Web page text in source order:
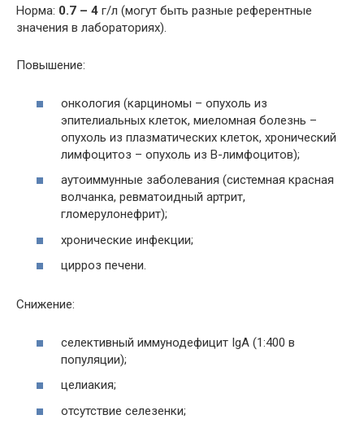
Норма: 0.7 – 4 г/л (могут быть разные референтные
значения в лабораториях).
Повышение:
онкология (карциномы – опухоль из
эпителиальных клеток, миеломная болезнь –
опухоль из плазматических клеток, хронический
лимфоцитоз – опухоль из В-лимфоцитов);
аутоиммунные заболевания (системная красная
волчанка, ревматоидный артрит,
гломерулонефрит);
хронические инфекции;
цирроз печени.
Снижение:
селективный иммунодефицит IgA (1:400 в
популяции);
целиакия;
отсутствие селезенки;